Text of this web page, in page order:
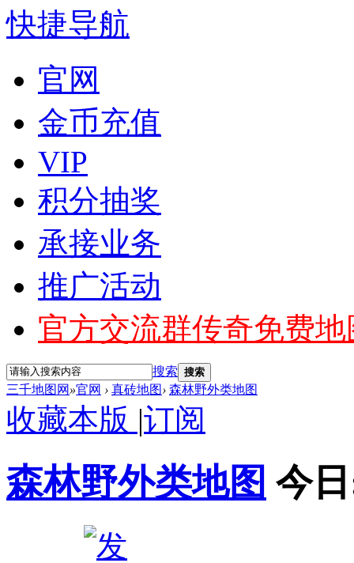
快捷导航
官网
金币充值
VIP
积分抽奖
承接业务
推广活动
官方交流群传奇免费
搜索 搜索
三千地图网 »官网 › 真砖地图› 森林野外类地图
收藏本版 |订阅
森林野外类地图 今